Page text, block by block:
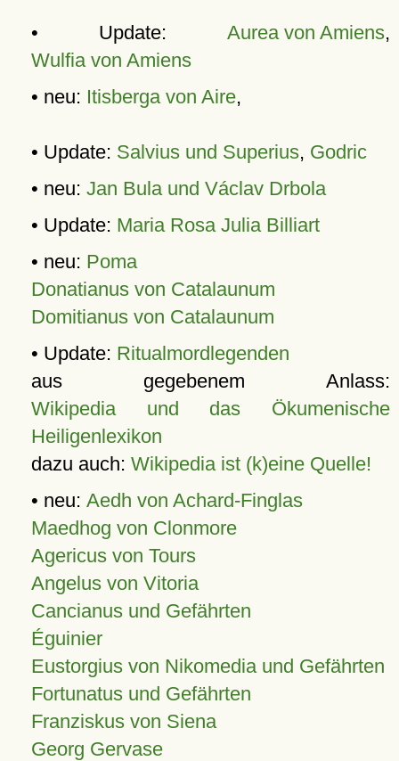
• Update: Aurea von Amiens,
Wulfia von Amiens
• neu: Itisberga von Aire,
• Update: Salvius und Superius, Godric
• neu: Jan Bula und Václav Drbola
• Update: Maria Rosa Julia Billiart
• neu: Poma
Donatianus von Catalaunum
Domitianus von Catalaunum
• Update: Ritualmordlegenden
aus gegebenem Anlass:
Wikipedia und das Ökumenische
Heiligenlexikon
dazu auch: Wikipedia ist (k)eine Quelle!
• neu: Aedh von Achard-Finglas
Maedhog von Clonmore
Agericus von Tours
Angelus von Vitoria
Cancianus und Gefährten
Éguinier
Eustorgius von Nikomedia und Gefährten
Fortunatus und Gefährten
Franziskus von Siena
Georg Gervase